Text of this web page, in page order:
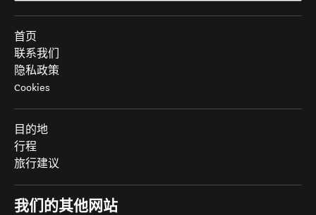
首页
联系我们
隐私政策
Cookies
目的地
行程
旅行建议
我们的其他网站